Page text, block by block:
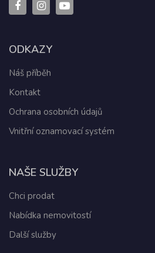
ODKAZY
Náš příběh
Kontakt
Ochrana osobních údajů
Vnitřní oznamovací systém
NAŠE SLUŽBY
Chci prodat
Nabídka nemovitostí
Další služby